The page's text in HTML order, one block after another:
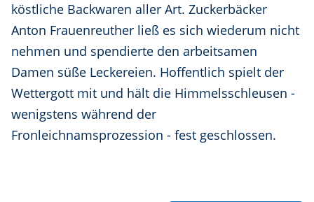
köstliche Backwaren aller Art. Zuckerbäcker
Anton Frauenreuther ließ es sich wiederum nicht
nehmen und spendierte den arbeitsamen
Damen süße Leckereien. Hoffentlich spielt der
Wettergott mit und hält die Himmelsschleusen -
wenigstens während der
Fronleichnamsprozession - fest geschlossen.